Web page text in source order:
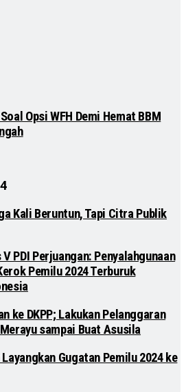
Opsi WFH Demi Hemat BBM
Kali Beruntun, Tapi Citra Publik
PDI Perjuangan: Penyalahgunaan
Pemilu 2024 Terburuk
ke DKPP; Lakukan Pelanggaran
sampai Buat Asusila
Gugatan Pemilu 2024 ke